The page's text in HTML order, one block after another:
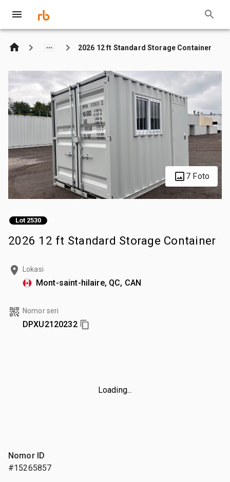
2026 12 ft Standard Storage Container
7 Foto
Lot 2530
2026 12 ft Standard Storage Container
Lokasi
Mont-saint-hilaire, QC, CAN
Nomor seri
DPXU2120232
Loading...
Nomor ID
#15265857